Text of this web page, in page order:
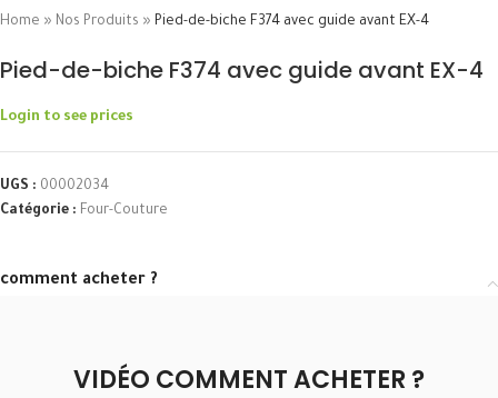
Home » Nos Produits » Pied-de-biche F374 avec guide avant EX-4
Pied-de-biche F374 avec guide avant EX-4
Login to see prices
UGS : 00002034
Catégorie : Four-Couture
comment acheter ?
VIDÉO COMMENT ACHETER ?